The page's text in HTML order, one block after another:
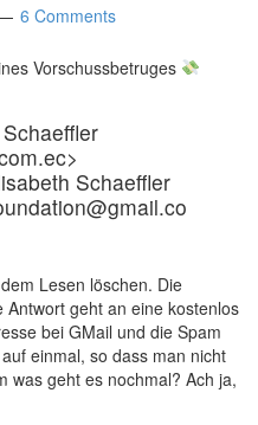
6 Comments
Vorschussbetruges
Schaeffler
Lesen löschen. Die
geht an eine kostenlos
bei GMail und die Spam
einmal, so dass man nicht
was geht es nochmal? Ach ja,